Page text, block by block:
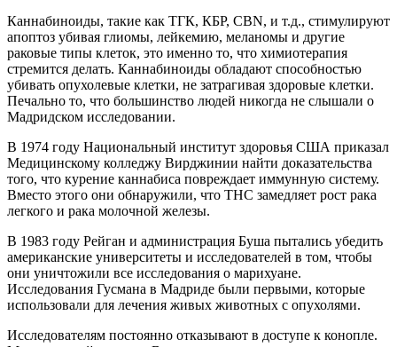
Каннабиноиды, такие как ТГК, КБР, CBN, и т.д., стимулируют
апоптоз убивая глиомы, лейкемию, меланомы и другие
раковые типы клеток, это именно то, что химиотерапия
стремится делать. Каннабиноиды обладают способностью
убивать опухолевые клетки, не затрагивая здоровые клетки.
Печально то, что большинство людей никогда не слышали о
Мадридском исследовании.
В 1974 году Национальный институт здоровья США приказал
Медицинскому колледжу Вирджинии найти доказательства
того, что курение каннабиса повреждает иммунную систему.
Вместо этого они обнаружили, что THC замедляет рост рака
легкого и рака молочной железы.
В 1983 году Рейган и администрация Буша пытались убедить
американские университеты и исследователей в том, чтобы
они уничтожили все исследования о марихуане.
Исследования Гусмана в Мадриде были первыми, которые
использовали для лечения живых животных с опухолями.
Исследователям постоянно отказывают в доступе к конопле.